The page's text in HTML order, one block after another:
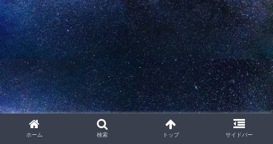
ホーム 検索 トップ サイドバー